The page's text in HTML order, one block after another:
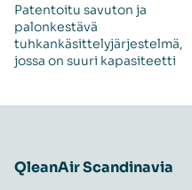
Patentoitu savuton ja
palonkestävä
tuhkankäsittelyjärjestelmä,
jossa on suuri kapasiteetti
QleanAir Scandinavia